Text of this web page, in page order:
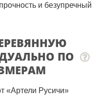
и безупречный
ПО
«Артели Русичи»